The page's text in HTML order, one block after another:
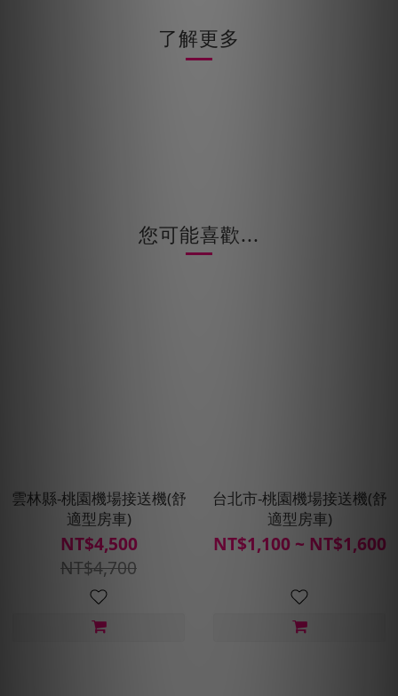
了解更多
您可能喜歡...
雲林縣-桃園機場接送機(舒
適型房車)
NT$4,500
NT$4,700
台北市-桃園機場接送機(舒
適型房車)
NT$1,100 ~ NT$1,600